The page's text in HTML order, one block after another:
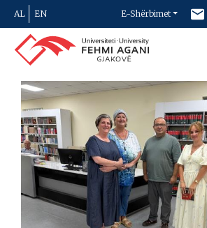
AL EN E-Shërbimet
Newsletter